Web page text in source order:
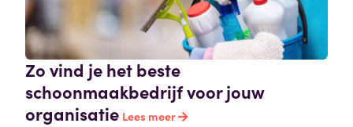
Zo vind je het beste
schoonmaakbedrijf voor jouw
organisatie Lees meer